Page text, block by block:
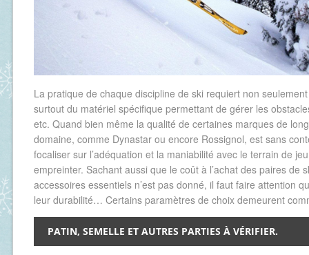
La pratique de chaque discipline de ski requiert non
surtout du matériel spécifique permettant de gérer les
etc. Quand bien même la qualité de certaines marques de
domaine, comme Dynastar ou encore Rossignol, est sans
focaliser sur l’adéquation et la maniabilité avec le terrain de
empreinter. Sachant aussi que le coût à l’achat des paires de
accessoires essentiels n’est pas donné, il faut faire attention
leur durabilité… Certains paramètres de choix demeurent
PATIN, SEMELLE ET AUTRES PARTIES À VÉRIFIER.